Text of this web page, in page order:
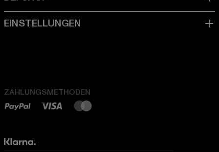
ZAHLUNGSMETHODEN